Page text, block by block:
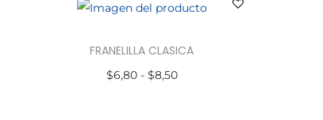
FRANELILLA CLASICA
$6,80 - $8,50